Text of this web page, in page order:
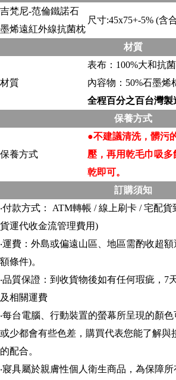
吉梵尼-范倫鐵諾石
墨烯遠紅外線抗菌枕
尺寸:45x75+-5% (含
材質
材質
表布：100%大和抗
內容物：50%石墨烯
全程百分之百台灣製
保養方式
保養方式
●不建議清洗，髒污
壓，再用乾毛巾吸
乾即可。
訂購須知
‧付款方式： ATM轉帳 / 線上刷卡 / 宅配
貨運代收金流管理費用)
‧運費：外島或偏遠山區、地區需酌收超
額條件)。
‧品質保證：到收貨物後如有任何瑕疵，7
及相關運費
‧每台電腦、行動裝置的螢幕所呈現的顏
或少都會有些色差，購買代表您能了解與
的配合。
‧寢具屬於親膚性個人衛生商品，為保障